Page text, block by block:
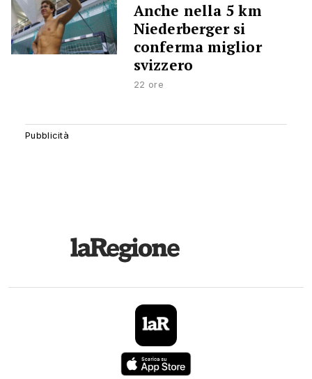
Anche nella 5 km
Niederberger si
conferma miglior
svizzero
22 ore